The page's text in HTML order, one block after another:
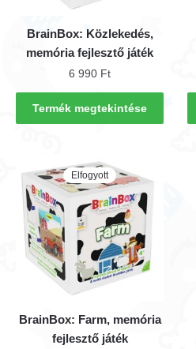
BrainBox: Közlekedés,
memória fejlesztő játék
6 990 Ft
Termék megtekintése
Elfogyott
BrainBox: Farm, memória
fejlesztő játék